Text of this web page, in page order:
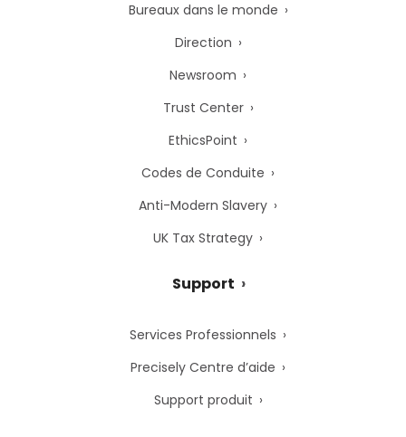
Bureaux dans le monde
Direction
Newsroom
Trust Center
EthicsPoint
Codes de Conduite
Anti-Modern Slavery
UK Tax Strategy
Support
Services Professionnels
Precisely Centre d’aide
Support produit